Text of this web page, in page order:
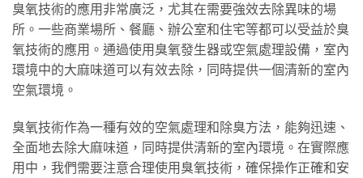
臭氧技術的應用非常廣泛，尤其在需要強效去除異味的場
所。一些商業場所、餐廳、辦公室和住宅等都可以受益於臭
氧技術的應用。通過使用臭氧發生器或空氣處理設備，室內
環境中的大麻味道可以有效去除，同時提供一個清新的室內
空氣環境。
臭氧技術作為一種有效的空氣處理和除臭方法，能夠迅速、
全面地去除大麻味道，同時提供清新的室內環境。在實際應
用中，我們需要注意合理使用臭氧技術，確保操作正確和安